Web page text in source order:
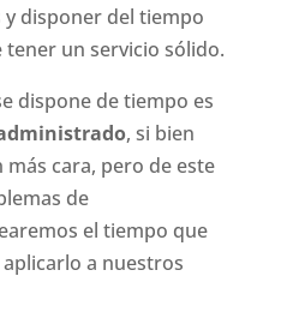
disponer del tiempo
un servicio sólido.
dispone de tiempo es
, si bien
cara, pero de este
de
el tiempo que
a nuestros